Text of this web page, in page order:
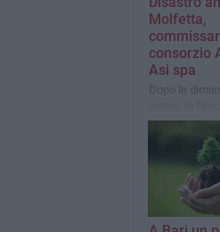
Molfetta,
consorzio
Asi spa
Dopo le
revoca le
cautelari.
per 100